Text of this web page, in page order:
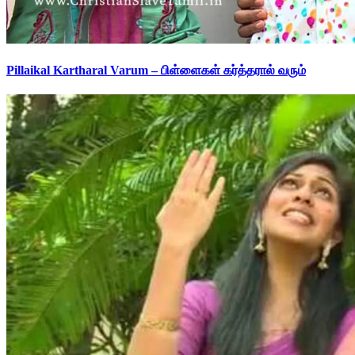
Pillaikal Kartharal Varum – பிள்ளைகள் கர்த்தரால் வரும்